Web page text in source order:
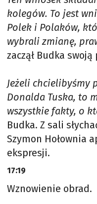
kolegów. To jest
Polek i Polaków,
wybrali zmianę,
zaczął Budka
Jeżeli chcielibyśmy
Donalda Tuska, to
wszystkie fakty, o
Budka. Z sali
Szymon Hołownia
ekspresji.
17:19
Wznowienie obrad.